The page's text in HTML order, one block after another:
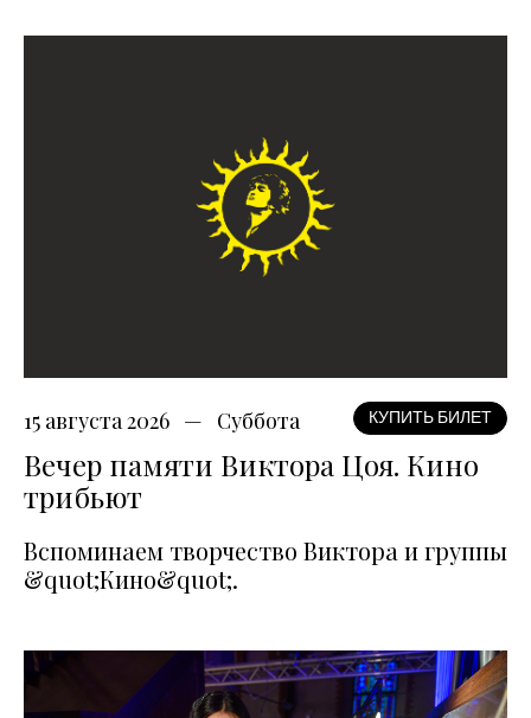
15 августа 2026 Суббота КУПИТЬ БИЛЕТ
Вечер памяти Виктора Цоя. Кино
трибьют
Вспоминаем творчество Виктора и группы
&quot;Кино&quot;.